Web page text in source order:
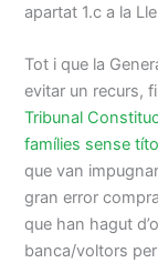
apartat 1.c a la
Tot i que la
evitar un recurs,
Tribunal
famílies sense
que van
gran error
que han hagut
banca/voltors